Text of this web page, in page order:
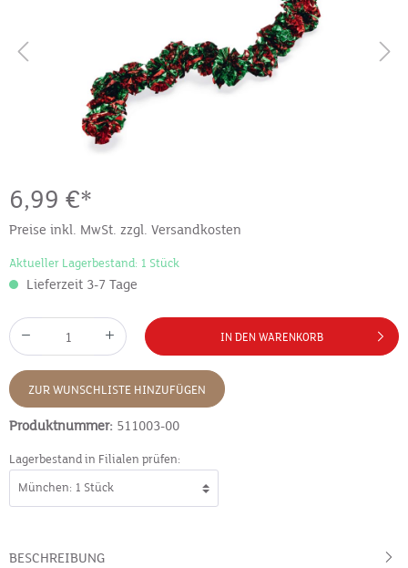
6,99 €*
Preise inkl. MwSt. zzgl. Versandkosten
Aktueller Lagerbestand: 1 Stück
Lieferzeit 3-7 Tage
IN DEN WARENKORB
ZUR WUNSCHLISTE HINZUFÜGEN
Produktnummer: 511003-00
Lagerbestand in Filialen prüfen:
BESCHREIBUNG